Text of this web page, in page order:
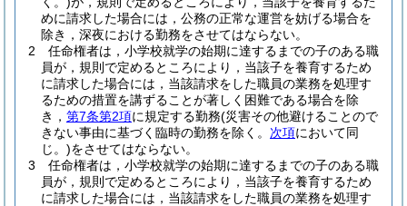
めに請求した場合には，公務の正常な運営を妨げる場合を
除き，深夜における勤務をさせてはならない。
2
任命権者は，小学校就学の始期に達するまでの子のある職
員が，規則で定めるところにより，当該子を養育するため
に請求した場合には，当該請求をした職員の業務を処理す
るための措置を講ずることが著しく困難である場合を除
き， 第7条第2項に規定する勤務(災害その他避けることので
きない事由に基づく臨時の勤務を除く。 次項において同
じ。)をさせてはならない。
3
任命権者は，小学校就学の始期に達するまでの子のある職
員が，規則で定めるところにより，当該子を養育するため
に請求した場合には，当該請求をした職員の業務を処理す